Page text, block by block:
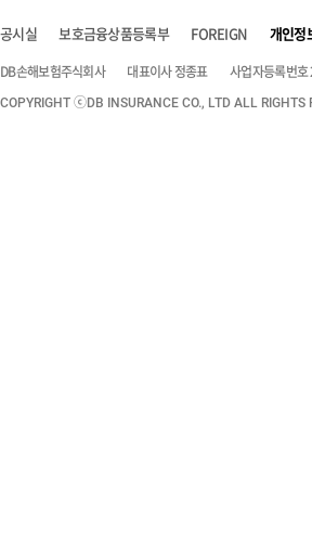
공시실 보호금융상품등록부 FOREIGN 개인정
DB손해보험주식회사 대표이사 정종표 사업자등록번
COPYRIGHT ⓒDB INSURANCE CO., LTD ALL RIGHTS